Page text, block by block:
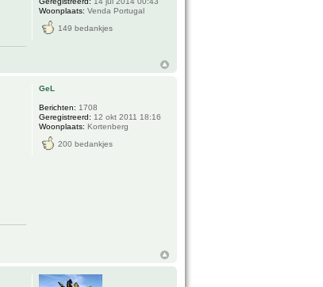
Woonplaats: Venda Portugal
149 bedankjes
GeL
Berichten: 1708
Geregistreerd: 12 okt 2011 18:16
Woonplaats: Kortenberg
200 bedankjes